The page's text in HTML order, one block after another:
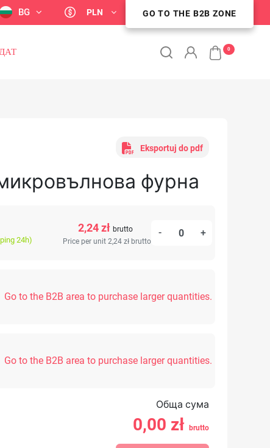
BG PLN STREFA KLIENTA B2B
GO TO THE B2B ZONE
0
Eksportuj do pdf
фурна
24h)
2,24 zł brutto
Price per unit 2,24 zł brutto
- +
Go to the B2B area to purchase larger quantities.
Go to the B2B area to purchase larger quantities.
Обща сума
0,00 zł brutto